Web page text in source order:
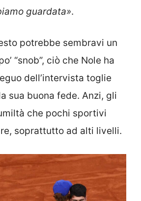
guardata».
potrebbe sembravi un
“snob”, ciò che Nole ha
dell’intervista toglie
sua buona fede. Anzi, gli
che pochi sportivi
soprattutto ad alti livelli.